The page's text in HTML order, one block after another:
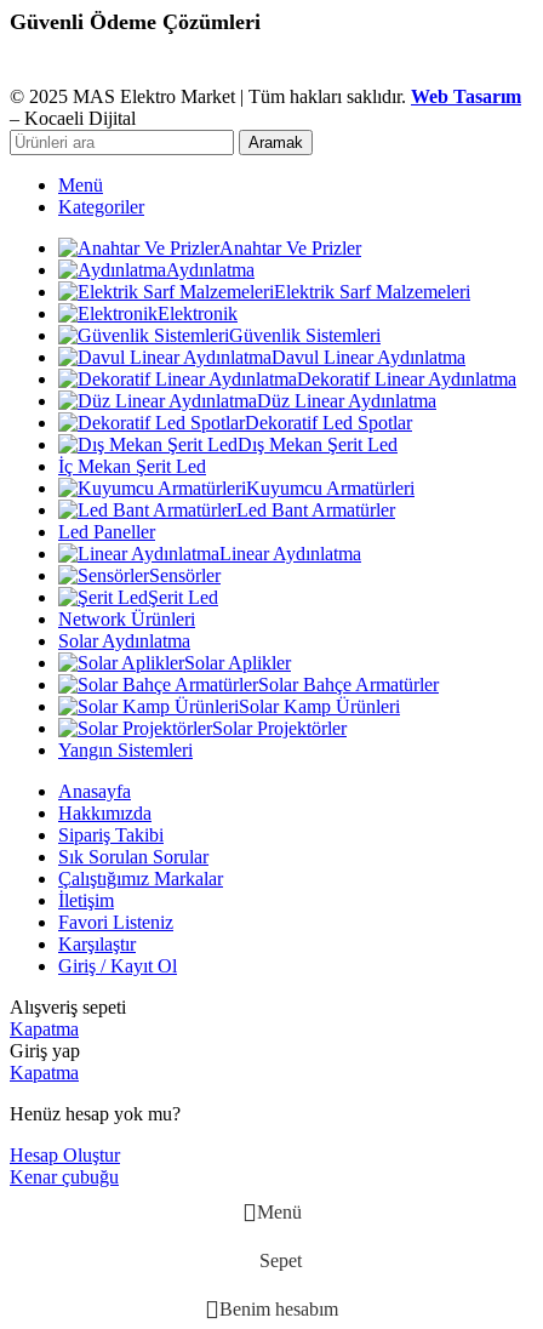
Güvenli Ödeme Çözümleri
© 2025 MAS Elektro Market | Tüm hakları saklıdır. Web Tasarım
– Kocaeli Dijital
Aramak
Menü
Kategoriler
Anahtar Ve Prizler
Aydınlatma
Elektrik Sarf Malzemeleri
Elektronik
Güvenlik Sistemleri
Davul Linear Aydınlatma
Dekoratif Linear Aydınlatma
Düz Linear Aydınlatma
Dekoratif Led Spotlar
Dış Mekan Şerit Led
İç Mekan Şerit Led
Kuyumcu Armatürleri
Led Bant Armatürler
Led Paneller
Linear Aydınlatma
Sensörler
Şerit Led
Network Ürünleri
Solar Aydınlatma
Solar Aplikler
Solar Bahçe Armatürler
Solar Kamp Ürünleri
Solar Projektörler
Yangın Sistemleri
Anasayfa
Hakkımızda
Sipariş Takibi
Sık Sorulan Sorular
Çalıştığımız Markalar
İletişim
Favori Listeniz
Karşılaştır
Giriş / Kayıt Ol
Alışveriş sepeti
Kapatma
Giriş yap
Kapatma
Henüz hesap yok mu?
Hesap Oluştur
Kenar çubuğu
Menü
Sepet
Benim hesabım